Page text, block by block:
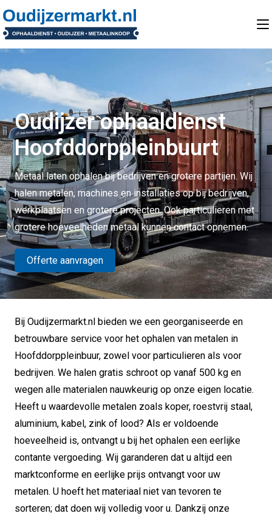
Oudijzer ophaaldienst
Hoofddorppleinbuurt
Metaal laten ophalen bij bedrijven en grotere partijen. Wij
halen metalen, machines en installaties op bij bedrijven,
werkplaatsen en grotere projecten. Ook particulieren met
grotere hoeveelheden metaal kunnen contact opnemen.
Offerte aanvragen
Bij Oudijzermarkt.nl bieden we een georganiseerde en
betrouwbare service voor het ophalen van metalen in
Hoofddorppleinbuur, zowel voor particulieren als voor
bedrijven. We halen gratis schroot op vanaf 500 kg en
wegen alle materialen nauwkeurig op onze eigen locatie.
Heeft u waardevolle metalen zoals koper, roestvrij staal,
aluminium, kabel, zink of lood? Als er voldoende
hoeveelheid is, ontvangt u bij het ophalen een eerlijke
contante vergoeding. Wij garanderen dat u altijd een
marktconforme en eerlijke prijs ontvangt voor uw
metalen. U hoeft het materiaal niet van tevoren te
sorteren; dat doen wij volledig voor u. Dankzij onze